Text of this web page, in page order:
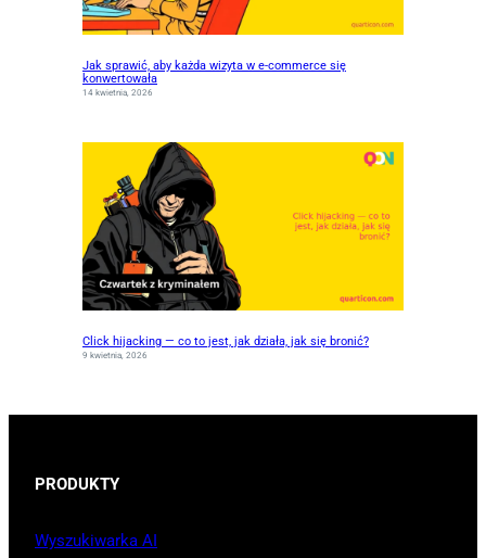
Jak sprawić, aby każda wizyta w e-commerce się
konwertowała
14 kwietnia, 2026
Click hijacking — co to jest, jak działa, jak się bronić?
9 kwietnia, 2026
PRODUKTY
Wyszukiwarka AI